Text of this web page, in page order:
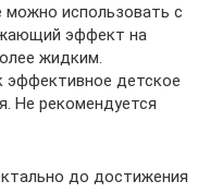
можно использовать с
эффект на
жидким.
эффективное детское
Не рекомендуется
до достижения